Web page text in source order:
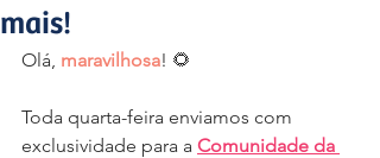
mais!
Olá, maravilhosa! 🌻
Toda quarta-feira enviamos com
exclusividade para a Comunidade da